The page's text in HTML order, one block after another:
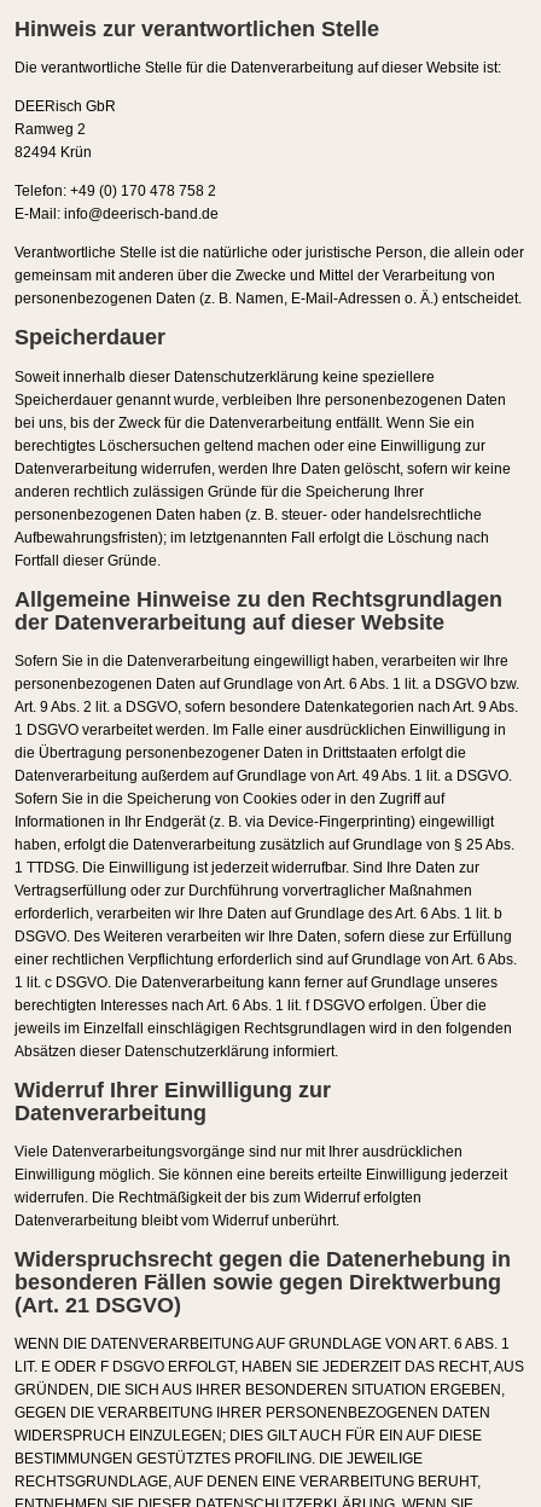
Hinweis zur verantwortlichen Stelle
Die verantwortliche Stelle für die Datenverarbeitung auf dieser Website ist:
DEERisch GbR
Ramweg 2
82494 Krün
Telefon: +49 (0) 170 478 758 2
E-Mail: info@deerisch-band.de
Verantwortliche Stelle ist die natürliche oder juristische Person, die allein oder
gemeinsam mit anderen über die Zwecke und Mittel der Verarbeitung von
personenbezogenen Daten (z. B. Namen, E-Mail-Adressen o. Ä.) entscheidet.
Speicherdauer
Soweit innerhalb dieser Datenschutzerklärung keine speziellere
Speicherdauer genannt wurde, verbleiben Ihre personenbezogenen Daten
bei uns, bis der Zweck für die Datenverarbeitung entfällt. Wenn Sie ein
berechtigtes Löschersuchen geltend machen oder eine Einwilligung zur
Datenverarbeitung widerrufen, werden Ihre Daten gelöscht, sofern wir keine
anderen rechtlich zulässigen Gründe für die Speicherung Ihrer
personenbezogenen Daten haben (z. B. steuer- oder handelsrechtliche
Aufbewahrungsfristen); im letztgenannten Fall erfolgt die Löschung nach
Fortfall dieser Gründe.
Allgemeine Hinweise zu den Rechtsgrundlagen
der Datenverarbeitung auf dieser Website
Sofern Sie in die Datenverarbeitung eingewilligt haben, verarbeiten wir Ihre
personenbezogenen Daten auf Grundlage von Art. 6 Abs. 1 lit. a DSGVO bzw.
Art. 9 Abs. 2 lit. a DSGVO, sofern besondere Datenkategorien nach Art. 9 Abs.
1 DSGVO verarbeitet werden. Im Falle einer ausdrücklichen Einwilligung in
die Übertragung personenbezogener Daten in Drittstaaten erfolgt die
Datenverarbeitung außerdem auf Grundlage von Art. 49 Abs. 1 lit. a DSGVO.
Sofern Sie in die Speicherung von Cookies oder in den Zugriff auf
Informationen in Ihr Endgerät (z. B. via Device-Fingerprinting) eingewilligt
haben, erfolgt die Datenverarbeitung zusätzlich auf Grundlage von § 25 Abs.
1 TTDSG. Die Einwilligung ist jederzeit widerrufbar. Sind Ihre Daten zur
Vertragserfüllung oder zur Durchführung vorvertraglicher Maßnahmen
erforderlich, verarbeiten wir Ihre Daten auf Grundlage des Art. 6 Abs. 1 lit. b
DSGVO. Des Weiteren verarbeiten wir Ihre Daten, sofern diese zur Erfüllung
einer rechtlichen Verpflichtung erforderlich sind auf Grundlage von Art. 6 Abs.
1 lit. c DSGVO. Die Datenverarbeitung kann ferner auf Grundlage unseres
berechtigten Interesses nach Art. 6 Abs. 1 lit. f DSGVO erfolgen. Über die
jeweils im Einzelfall einschlägigen Rechtsgrundlagen wird in den folgenden
Absätzen dieser Datenschutzerklärung informiert.
Widerruf Ihrer Einwilligung zur
Datenverarbeitung
Viele Datenverarbeitungsvorgänge sind nur mit Ihrer ausdrücklichen
Einwilligung möglich. Sie können eine bereits erteilte Einwilligung jederzeit
widerrufen. Die Rechtmäßigkeit der bis zum Widerruf erfolgten
Datenverarbeitung bleibt vom Widerruf unberührt.
Widerspruchsrecht gegen die Datenerhebung in
besonderen Fällen sowie gegen Direktwerbung
(Art. 21 DSGVO)
WENN DIE DATENVERARBEITUNG AUF GRUNDLAGE VON ART. 6 ABS. 1
LIT. E ODER F DSGVO ERFOLGT, HABEN SIE JEDERZEIT DAS RECHT, AUS
GRÜNDEN, DIE SICH AUS IHRER BESONDEREN SITUATION ERGEBEN,
GEGEN DIE VERARBEITUNG IHRER PERSONENBEZOGENEN DATEN
WIDERSPRUCH EINZULEGEN; DIES GILT AUCH FÜR EIN AUF DIESE
BESTIMMUNGEN GESTÜTZTES PROFILING. DIE JEWEILIGE
RECHTSGRUNDLAGE, AUF DENEN EINE VERARBEITUNG BERUHT,